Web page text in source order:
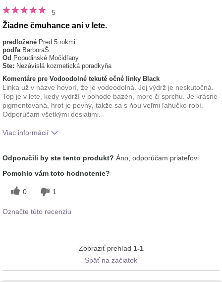
5
Žiadne čmuhance ani v lete.
predložené Pred 5 rokmi
podľa BarboraŠ.
Od Popudinské Močidľany
Ste: Nezávislá kozmetická poradkyňa
Komentáre pre Vodoodolné tekuté očné linky Black
Linka už v názve hovorí, že je vodeodolná. Jej výdrž je neskutočná.
Top je v lete, kedy vydrží v pohode bazén, more či sprchu. Je krásne
pigmentovaná, hrot je pevný, takže sa s ňou veľmi ľahučko robí.
Odporúčam všetkými desiatimi.
Viac informácií
Odporučili by ste tento produkt? Áno, odporúčam priateľovi
Pomohlo vám toto hodnotenie?
0 1
Označte túto recenziu
Zobraziť prehľad 1-1
Späť na začiatok